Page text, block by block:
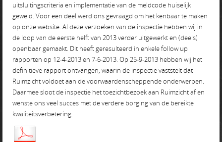
uitsluitingscriteria en implementatie van de meldcode huiselijk
geweld. Voor een deel werd ons gevraagd om het kenbaar te maken
op onze website. Al deze verzoeken van de inspectie hebben wij in
de loop van de eerste helft van 2013 verder uitgewerkt en (deels)
openbaar gemaakt. Dit heeft geresulteerd in enkele follow up
rapporten op 12-4-2013 en 7-6-2013. Op 25-9-2013 hebben wij het
definitieve rapport ontvangen, waarin de inspectie vaststelt dat
Ruimzicht voldoet aan de voorwaardenscheppende onderwerpen.
Daarmee sloot de inspectie het toezichtbezoek aan Ruimzicht af en
wenste ons veel succes met de verdere borging van de bereikte
kwaliteitsverbetering.